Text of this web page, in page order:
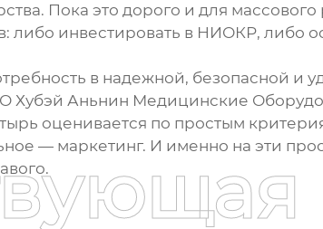
Пока это дорого и для
инвестировать в НИОКР, либо
в надежной, безопасной и
Хубэй Аньнин Медицинские
оценивается по простым
— маркетинг. И именно на эти